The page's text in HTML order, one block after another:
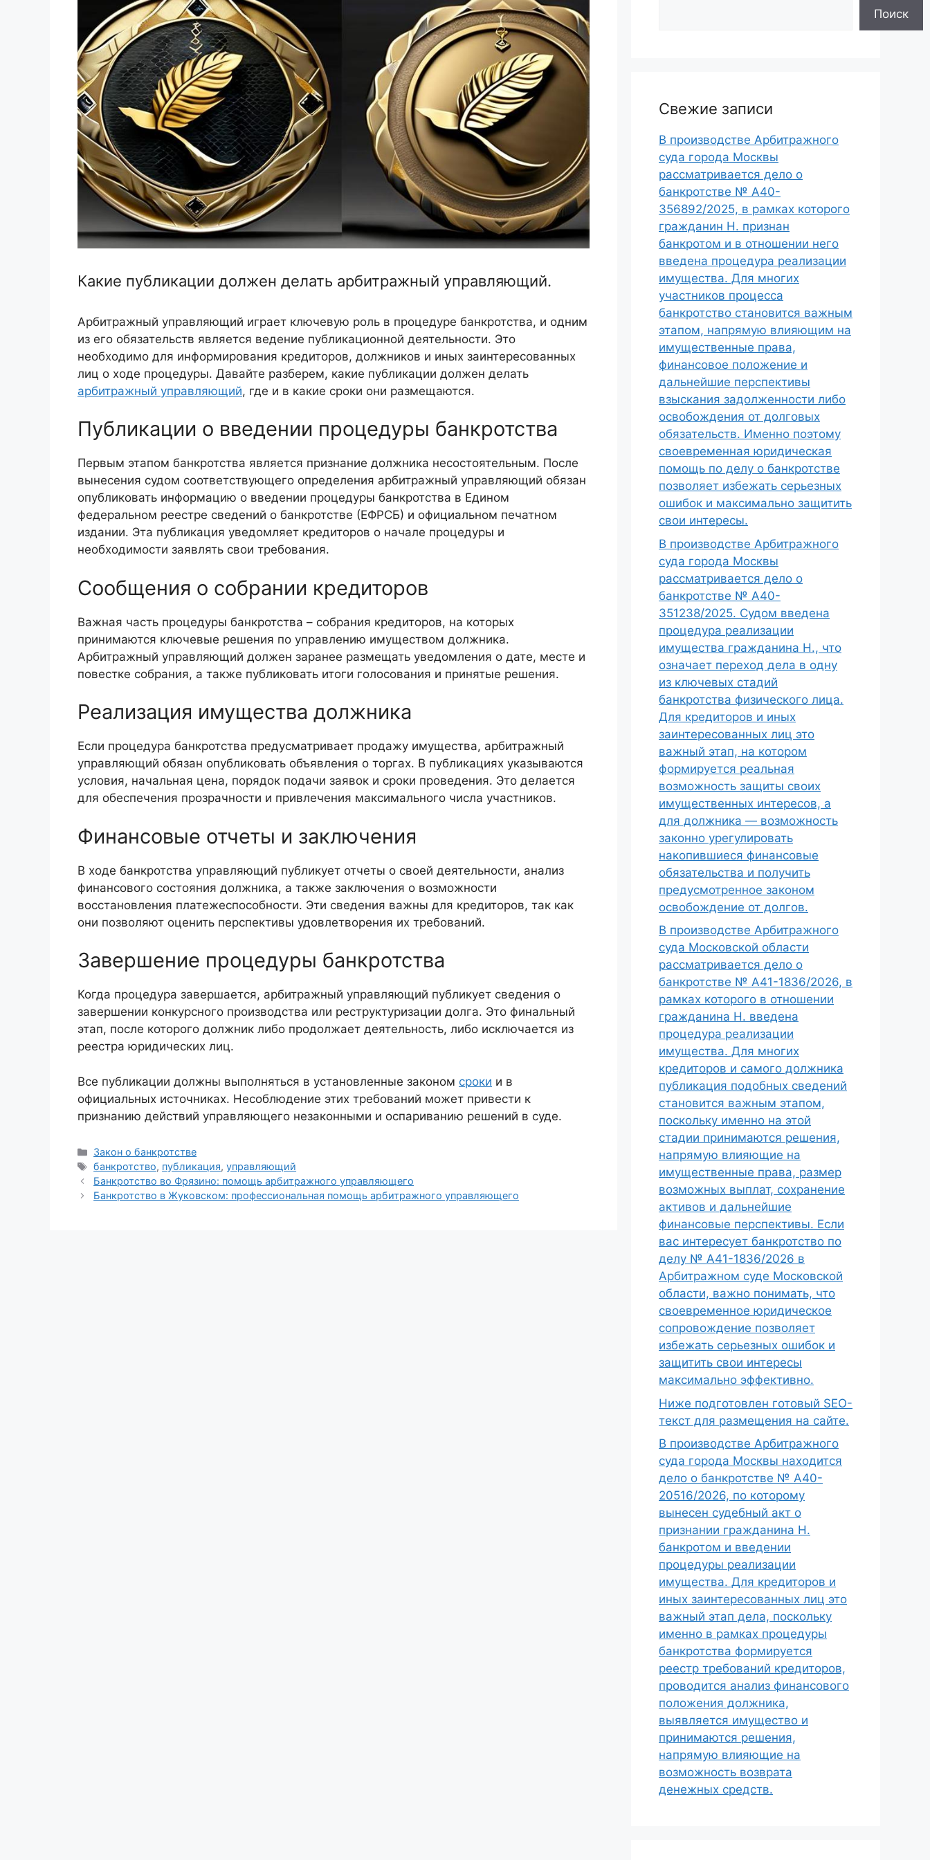
Какие публикации должен делать арбитражный управляющий.
Арбитражный управляющий играет ключевую роль в процедуре банкротства, и одним
из его обязательств является ведение публикационной деятельности. Это
необходимо для информирования кредиторов, должников и иных заинтересованных
лиц о ходе процедуры. Давайте разберем, какие публикации должен делать
арбитражный управляющий, где и в какие сроки они размещаются.
Публикации о введении процедуры банкротства
Первым этапом банкротства является признание должника несостоятельным. После
вынесения судом соответствующего определения арбитражный управляющий обязан
опубликовать информацию о введении процедуры банкротства в Едином
федеральном реестре сведений о банкротстве (ЕФРСБ) и официальном печатном
издании. Эта публикация уведомляет кредиторов о начале процедуры и
необходимости заявлять свои требования.
Сообщения о собрании кредиторов
Важная часть процедуры банкротства – собрания кредиторов, на которых
принимаются ключевые решения по управлению имуществом должника.
Арбитражный управляющий должен заранее размещать уведомления о дате, месте и
повестке собрания, а также публиковать итоги голосования и принятые решения.
Реализация имущества должника
Если процедура банкротства предусматривает продажу имущества, арбитражный
управляющий обязан опубликовать объявления о торгах. В публикациях указываются
условия, начальная цена, порядок подачи заявок и сроки проведения. Это делается
для обеспечения прозрачности и привлечения максимального числа участников.
Финансовые отчеты и заключения
В ходе банкротства управляющий публикует отчеты о своей деятельности, анализ
финансового состояния должника, а также заключения о возможности
восстановления платежеспособности. Эти сведения важны для кредиторов, так как
они позволяют оценить перспективы удовлетворения их требований.
Завершение процедуры банкротства
Когда процедура завершается, арбитражный управляющий публикует сведения о
завершении конкурсного производства или реструктуризации долга. Это финальный
этап, после которого должник либо продолжает деятельность, либо исключается из
реестра юридических лиц.
Все публикации должны выполняться в установленные законом сроки и в
официальных источниках. Несоблюдение этих требований может привести к
признанию действий управляющего незаконными и оспариванию решений в суде.
Рубрики
Закон о банкротстве
Метки
банкротство, публикация,управляющий
Банкротство во Фрязино: помощь арбитражного управляющего
Банкротство в Жуковском: профессиональная помощь арбитражного управляющего
Поиск
Свежие записи
В производстве Арбитражного
суда города Москвы
рассматривается дело о
банкротстве № А40-
356892/2025, в рамках которого
гражданин Н. признан
банкротом и в отношении него
введена процедура реализации
имущества. Для многих
участников процесса
банкротство становится важным
этапом, напрямую влияющим на
имущественные права,
финансовое положение и
дальнейшие перспективы
взыскания задолженности либо
освобождения от долговых
обязательств. Именно поэтому
своевременная юридическая
помощь по делу о банкротстве
позволяет избежать серьезных
ошибок и максимально защитить
свои интересы.
В производстве Арбитражного
суда города Москвы
рассматривается дело о
банкротстве № А40-
351238/2025. Судом введена
процедура реализации
имущества гражданина Н., что
означает переход дела в одну
из ключевых стадий
банкротства физического лица.
Для кредиторов и иных
заинтересованных лиц это
важный этап, на котором
формируется реальная
возможность защиты своих
имущественных интересов, а
для должника — возможность
законно урегулировать
накопившиеся финансовые
обязательства и получить
предусмотренное законом
освобождение от долгов.
В производстве Арбитражного
суда Московской области
рассматривается дело о
банкротстве № А41-1836/2026, в
рамках которого в отношении
гражданина Н. введена
процедура реализации
имущества. Для многих
кредиторов и самого должника
публикация подобных сведений
становится важным этапом,
поскольку именно на этой
стадии принимаются решения,
напрямую влияющие на
имущественные права, размер
возможных выплат, сохранение
активов и дальнейшие
финансовые перспективы. Если
вас интересует банкротство по
делу № А41-1836/2026 в
Арбитражном суде Московской
области, важно понимать, что
своевременное юридическое
сопровождение позволяет
избежать серьезных ошибок и
защитить свои интересы
максимально эффективно.
Ниже подготовлен готовый SEO-
текст для размещения на сайте.
В производстве Арбитражного
суда города Москвы находится
дело о банкротстве № А40-
20516/2026, по которому
вынесен судебный акт о
признании гражданина Н.
банкротом и введении
процедуры реализации
имущества. Для кредиторов и
иных заинтересованных лиц это
важный этап дела, поскольку
именно в рамках процедуры
банкротства формируется
реестр требований кредиторов,
проводится анализ финансового
положения должника,
выявляется имущество и
принимаются решения,
напрямую влияющие на
возможность возврата
денежных средств.